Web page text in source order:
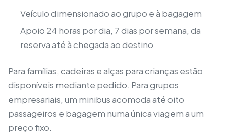
Veículo dimensionado ao grupo e à bagagem
Apoio 24 horas por dia, 7 dias por semana, da
reserva até à chegada ao destino
Para famílias, cadeiras e alças para crianças estão
disponíveis mediante pedido. Para grupos
empresariais, um minibus acomoda até oito
passageiros e bagagem numa única viagem a um
preço fixo.